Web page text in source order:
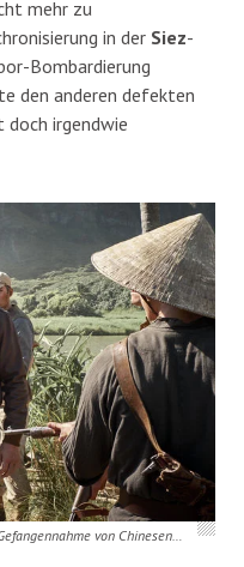
mehr zu
in der Siez-
Bombardierung
den anderen defekten
doch irgendwie
von Chinesen…